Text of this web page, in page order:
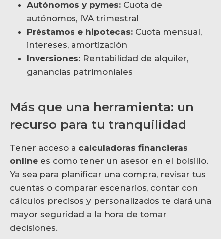
Autónomos y pymes: Cuota de
autónomos, IVA trimestral
Préstamos e hipotecas: Cuota mensual,
intereses, amortización
Inversiones: Rentabilidad de alquiler,
ganancias patrimoniales
Más que una herramienta: un
recurso para tu tranquilidad
Tener acceso a calculadoras financieras
online es como tener un asesor en el bolsillo.
Ya sea para planificar una compra, revisar tus
cuentas o comparar escenarios, contar con
cálculos precisos y personalizados te dará una
mayor seguridad a la hora de tomar
decisiones.